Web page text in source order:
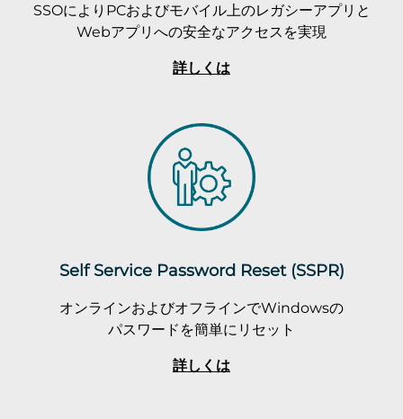
SSOによりPCおよびモバイル上のレガシーアプリと
Webアプリへの安全なアクセスを実現
詳しくは
Self Service Password Reset (SSPR)
オンラインおよびオフラインでWindowsの
パスワードを簡単にリセット
詳しくは